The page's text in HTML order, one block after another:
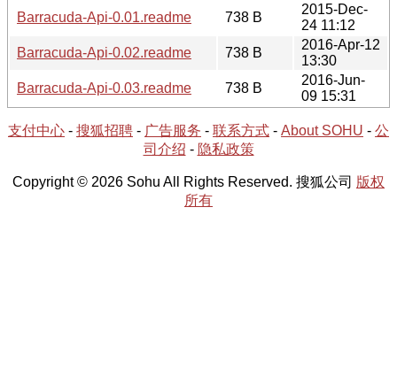
Barracuda-Api-0.01.readme
738 B
2015-Dec-
24 11:12
Barracuda-Api-0.02.readme
738 B
2016-Apr-12
13:30
Barracuda-Api-0.03.readme
738 B
2016-Jun-
09 15:31
支付中心 - 搜狐招聘 - 广告服务 - 联系方式 - About SOHU - 公
司介绍 - 隐私政策
Copyright © 2026 Sohu All Rights Reserved. 搜狐公司 版权
所有